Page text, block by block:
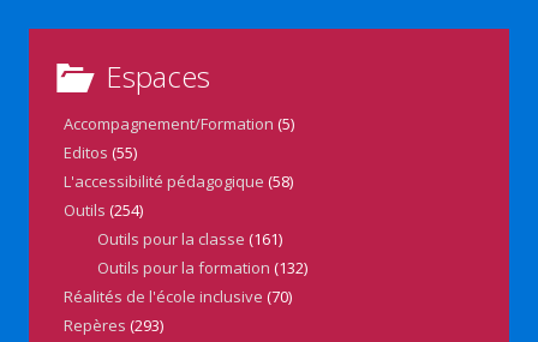
Espaces
Accompagnement/Formation (5)
Editos (55)
L'accessibilité pédagogique (58)
Outils (254)
Outils pour la classe (161)
Outils pour la formation (132)
Réalités de l'école inclusive (70)
Repères (293)